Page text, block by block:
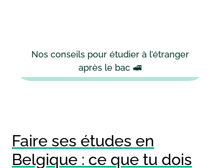
Nos conseils pour étudier à l’étranger
après le bac 🚅
Faire ses études en
Belgique : ce que tu dois